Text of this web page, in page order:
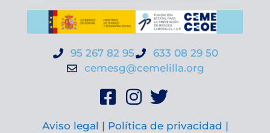
95 267 82 95
633 08 29 50
cemesg@cemelilla.org
Aviso legal | Política de privacidad |